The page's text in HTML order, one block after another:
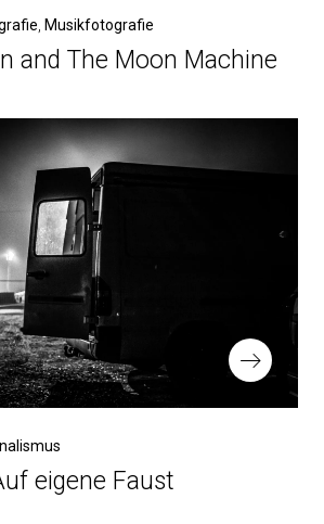
Musikfotografie
and The Moon Machine
eigene Faust